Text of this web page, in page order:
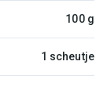
100 g
1 scheutje